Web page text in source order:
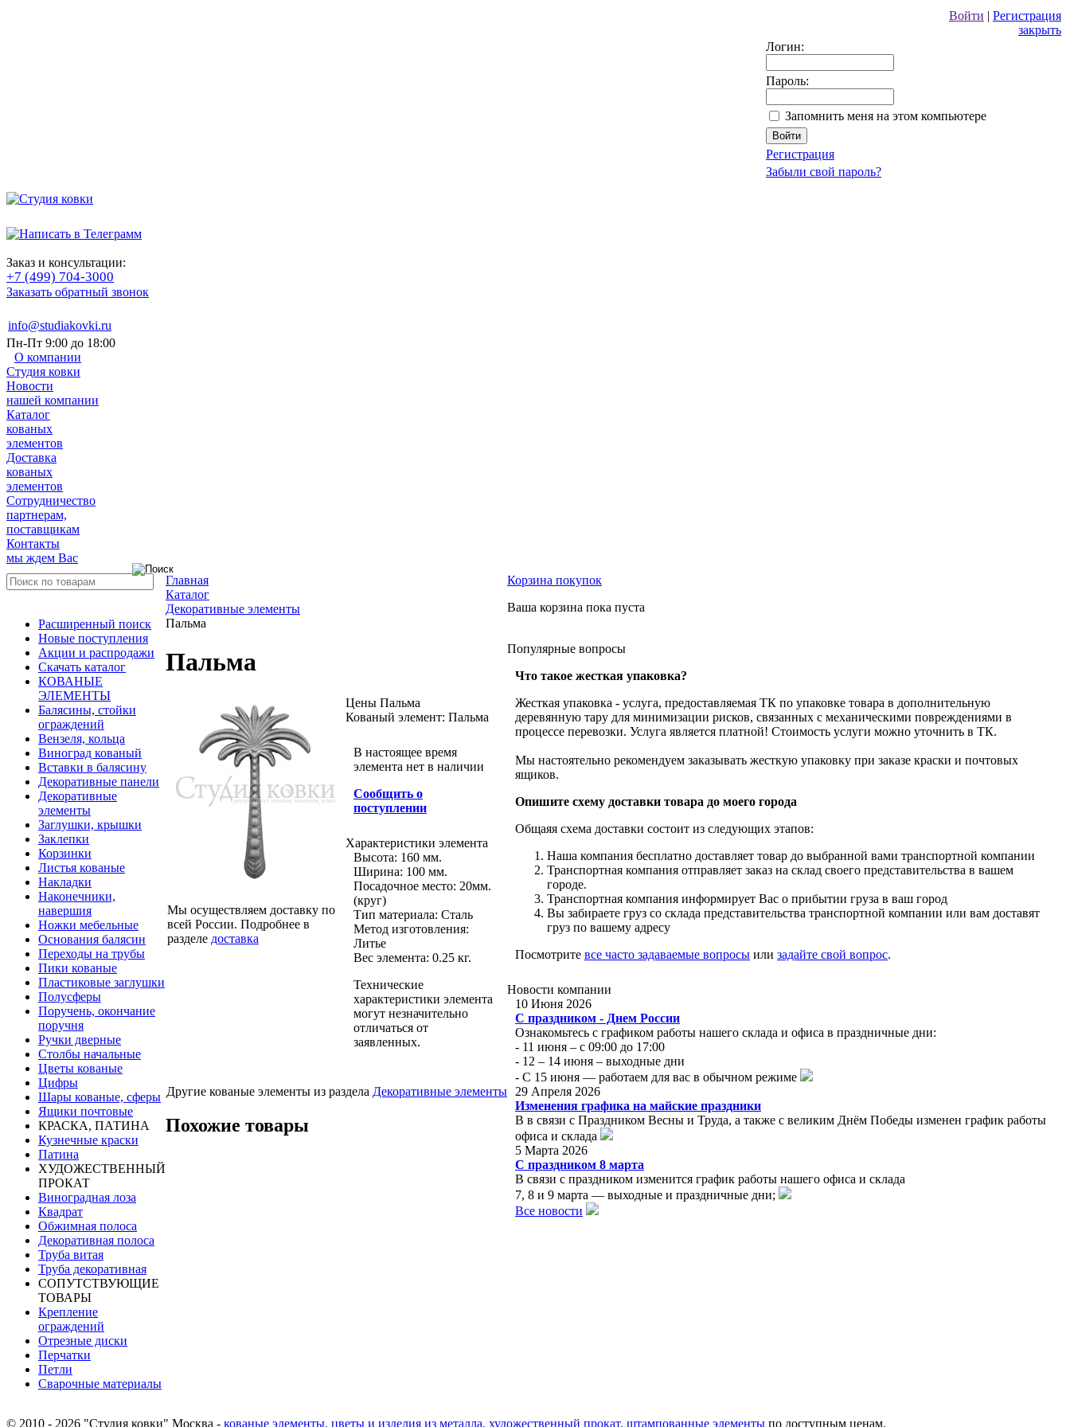
Войти | Регистрация
закрыть
Логин:
Пароль:
Запомнить меня на этом компьютере
Регистрация
Забыли свой пароль?
Заказ и консультации:
+7 (499) 704-3000
Заказать обратный звонок
info@studiakovki.ru
Пн-Пт 9:00 до 18:00
О компании
Студия ковки
Новости
нашей компании
Каталог
кованых
элементов
Доставка
кованых
элементов
Сотрудничество
партнерам,
поставщикам
Контакты
мы ждем Вас
Расширенный поиск
Новые поступления
Акции и распродажи
Скачать каталог
КОВАНЫЕ
ЭЛЕМЕНТЫ
Балясины, стойки
ограждений
Вензеля, кольца
Виноград кованый
Вставки в балясину
Декоративные панели
Декоративные
элементы
Заглушки, крышки
Заклепки
Корзинки
Листья кованые
Накладки
Наконечники,
навершия
Ножки мебельные
Основания балясин
Переходы на трубы
Пики кованые
Пластиковые заглушки
Полусферы
Поручень, окончание
поручня
Ручки дверные
Столбы начальные
Цветы кованые
Цифры
Шары кованые, сферы
Ящики почтовые
КРАСКА, ПАТИНА
Кузнечные краски
Патина
ХУДОЖЕСТВЕННЫЙ
ПРОКАТ
Виноградная лоза
Квадрат
Обжимная полоса
Декоративная полоса
Труба витая
Труба декоративная
СОПУТСТВУЮЩИЕ
ТОВАРЫ
Крепление
ограждений
Отрезные диски
Перчатки
Петли
Сварочные материалы
Главная
Каталог
Декоративные элементы
Пальма
Пальма
Мы осуществляем доставку по
всей России. Подробнее в
разделе доставка
Цены Пальма
Кованый элемент: Пальма
В настоящее время
элемента нет в наличии
Сообщить о
поступлении
Характеристики элемента
Высота: 160 мм.
Ширина: 100 мм.
Посадочное место: 20мм.
(круг)
Тип материала: Сталь
Метод изготовления:
Литье
Вес элемента: 0.25 кг.
Технические
характеристики элемента
могут незначительно
отличаться от
заявленных.
Другие кованые элементы из раздела Декоративные элементы
Похожие товары
Корзина покупок
Ваша корзина пока пуста
Популярные вопросы
Что такое жесткая упаковка?
Жесткая упаковка - услуга, предоставляемая ТК по упаковке товара в дополнительную
деревянную тару для минимизации рисков, связанных с механическими повреждениями в
процессе перевозки. Услуга является платной! Стоимость услуги можно уточнить в ТК.
Мы настоятельно рекомендуем заказывать жесткую упаковку при заказе краски и почтовых
ящиков.
Опишите схему доставки товара до моего города
Общаяя схема доставки состоит из следующих этапов:
Наша компания бесплатно доставляет товар до выбранной вами транспортной компании
Транспортная компания отправляет заказ на склад своего представительства в вашем
городе.
Транспортная компания информирует Вас о прибытии груза в ваш город
Вы забираете груз со склада представительства транспортной компании или вам доставят
груз по вашему адресу
Посмотрите все часто задаваемые вопросы или задайте свой вопрос.
Новости компании
10 Июня 2026
С праздником - Днем России
Ознакомьтесь с графиком работы нашего склада и офиса в праздничные дни:
- 11 июня – с 09:00 до 17:00
- 12 – 14 июня – выходные дни
- С 15 июня — работаем для вас в обычном режиме
29 Апреля 2026
Изменения графика на майские праздники
В в связи с Праздником Весны и Труда, а также с великим Днём Победы изменен график работы
офиса и склада
5 Марта 2026
С праздником 8 марта
В связи с праздником изменится график работы нашего офиса и склада
7, 8 и 9 марта — выходные и праздничные дни;
Все новости
© 2010 - 2026 "Студия ковки" Москва - кованые элементы, цветы и изделия из металла, художественный прокат, штампованные элементы по доступным ценам.